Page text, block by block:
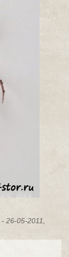
- 26-05-2011,